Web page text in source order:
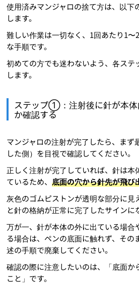
使用済みマンジャロの捨て方は、以下
します。
難しい作業は一切なく、1回あたり1
な手順です。
初めての方でも迷わないよう、各ステ
します。
ステップ①：注射後に針が本体
か確認する
マンジャロの注射が完了したら、まず
した側）を目視で確認してください。
正しく注射が完了していれば、針は本
ているため、底面の穴から針先が飛び
灰色のゴムピストンが透明な部分に見
と針の格納が正常に完了したサインに
万が一、針が本体の外に出ている場合
る場合は、ペンの底面に触れず、その
述の手順で廃棄してください。
確認の際に注意したいのは、「底面か
こと」です。